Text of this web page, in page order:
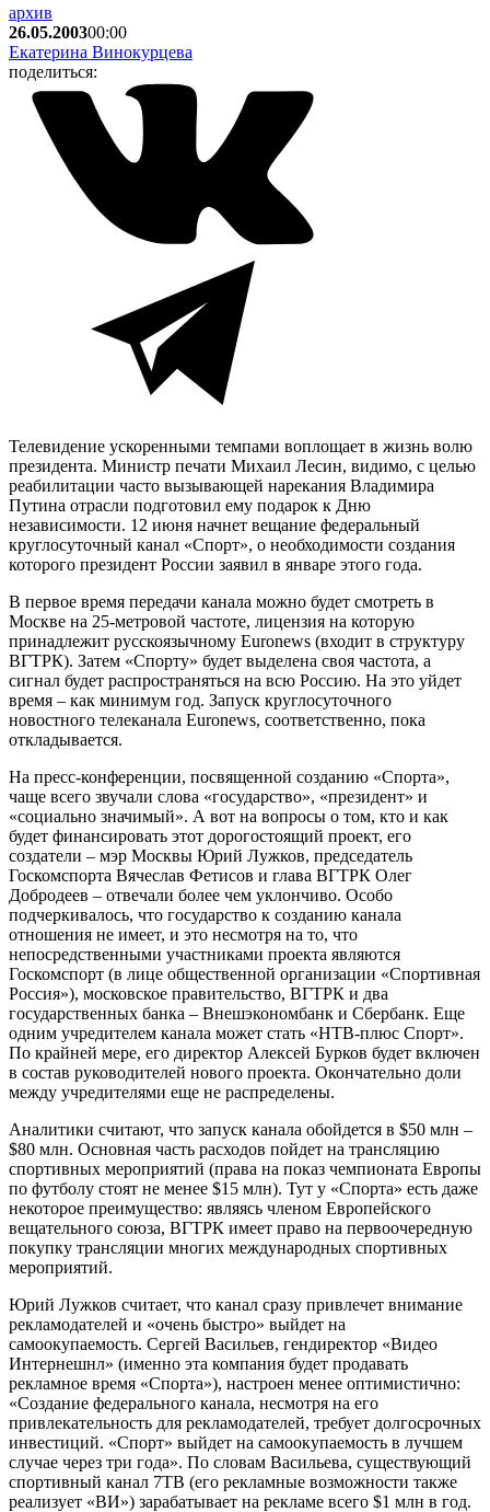
архив
26.05.200300:00
Екатерина Винокурцева
поделиться:
Телевидение ускоренными темпами воплощает в жизнь волю
президента. Министр печати Михаил Лесин, видимо, с целью
реабилитации часто вызывающей нарекания Владимира
Путина отрасли подготовил ему подарок к Дню
независимости. 12 июня начнет вещание федеральный
круглосуточный канал «Спорт», о необходимости создания
которого президент России заявил в январе этого года.
В первое время передачи канала можно будет смотреть в
Москве на 25-метровой частоте, лицензия на которую
принадлежит русскоязычному Euronews (входит в структуру
ВГТРК). Затем «Спорту» будет выделена своя частота, а
сигнал будет распространяться на всю Россию. На это уйдет
время – как минимум год. Запуск круглосуточного
новостного телеканала Euronews, соответственно, пока
откладывается.
На пресс-конференции, посвященной созданию «Спорта»,
чаще всего звучали слова «государство», «президент» и
«социально значимый». А вот на вопросы о том, кто и как
будет финансировать этот дорогостоящий проект, его
создатели – мэр Москвы Юрий Лужков, председатель
Госкомспорта Вячеслав Фетисов и глава ВГТРК Олег
Добродеев – отвечали более чем уклончиво. Особо
подчеркивалось, что государство к созданию канала
отношения не имеет, и это несмотря на то, что
непосредственными участниками проекта являются
Госкомспорт (в лице общественной организации «Спортивная
Россия»), московское правительство, ВГТРК и два
государственных банка – Внешэкономбанк и Сбербанк. Еще
одним учредителем канала может стать «НТВ-плюс Спорт».
По крайней мере, его директор Алексей Бурков будет включен
в состав руководителей нового проекта. Окончательно доли
между учредителями еще не распределены.
Аналитики считают, что запуск канала обойдется в $50 млн –
$80 млн. Основная часть расходов пойдет на трансляцию
спортивных мероприятий (права на показ чемпионата Европы
по футболу стоят не менее $15 млн). Тут у «Спорта» есть даже
некоторое преимущество: являясь членом Европейского
вещательного союза, ВГТРК имеет право на первоочередную
покупку трансляции многих международных спортивных
мероприятий.
Юрий Лужков считает, что канал сразу привлечет внимание
рекламодателей и «очень быстро» выйдет на
самоокупаемость. Сергей Васильев, гендиректор «Видео
Интернешнл» (именно эта компания будет продавать
рекламное время «Спорта»), настроен менее оптимистично:
«Создание федерального канала, несмотря на его
привлекательность для рекламодателей, требует долгосрочных
инвестиций. «Спорт» выйдет на самоокупаемость в лучшем
случае через три года». По словам Васильева, существующий
спортивный канал 7ТВ (его рекламные возможности также
реализует «ВИ») зарабатывает на рекламе всего $1 млн в год.